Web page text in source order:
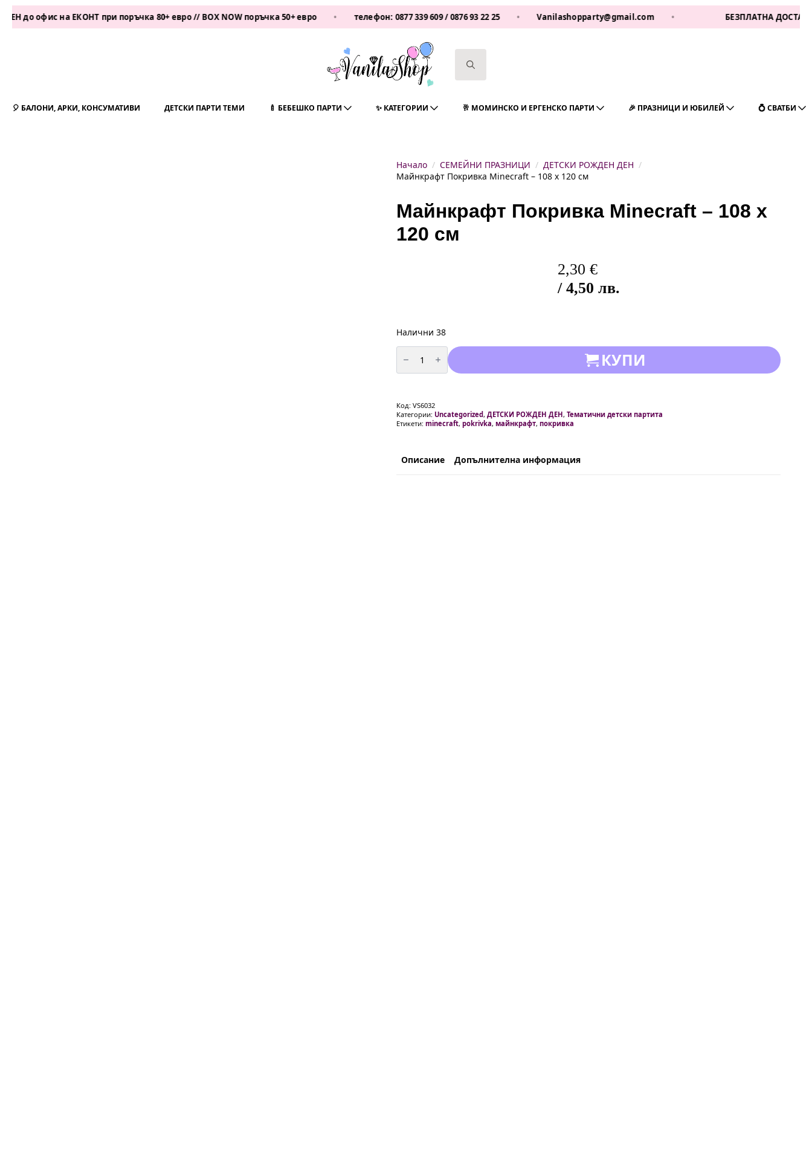
на ЕКОНТ при поръчка 80+ евро // BOX NOW поръчка 50+ евро • телефон:0877 339 609/0876 93 22 25 • Vanilashopparty@gmail.com • БЕЗПЛАТНА ДОСТАВКА ЗА 1
🎈 БАЛОНИ, АРКИ, КОНСУМАТИВИ ДЕТСКИ ПАРТИ ТЕМИ 🍼 БЕБЕШКО ПАРТИ ✨ КАТЕГОРИИ 🥂 МОМИНСКО И ЕРГЕНСКО ПАРТИ 🎉 ПРАЗНИЦИ И ЮБИЛЕЙ 💍 СВАТБИ
Начало СЕМЕЙНИ ПРАЗНИЦИ
ДЕТСКИ РОЖДЕН ДЕН
Майнкрафт Покривка Minecraft – 108 x 120 см
Майнкрафт Покривка Minecraft – 108 x
120 см
2,30 €
/ 4,50 лв.
Налични 38
количество
за
Майнкрафт
Покривка
108
x
120
см
КУПИ
Код: VS6032
Категории: Uncategorized, ДЕТСКИ РОЖДЕН ДЕН, Тематични детски партита
Етикети: minecraft, pokrivka, майнкрафт, покривка
Описание Допълнителна информация